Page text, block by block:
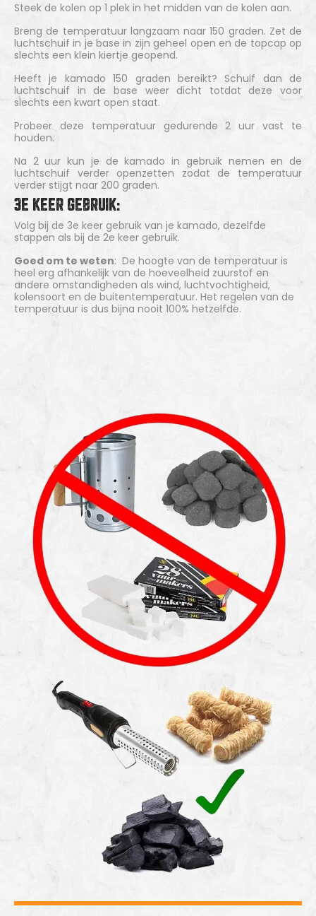
Steek de kolen op 1 plek in het midden van de kolen aan.
Breng de temperatuur langzaam naar 150 graden. Zet de
luchtschuif in je base in zijn geheel open en de topcap op
slechts een klein kiertje geopend.
Heeft je kamado 150 graden bereikt? Schuif dan de
luchtschuif in de base weer dicht totdat deze voor
slechts een kwart open staat.
Probeer deze temperatuur gedurende 2 uur vast te
houden.
Na 2 uur kun je de kamado in gebruik nemen en de
luchtschuif verder openzetten zodat de temperatuur
verder stijgt naar 200 graden.
3E KEER GEBRUIK:
Volg bij de 3e keer gebruik van je kamado, dezelfde
stappen als bij de 2e keer gebruik.
Goed om te weten: De hoogte van de temperatuur is
heel erg afhankelijk van de hoeveelheid zuurstof en
andere omstandigheden als wind, luchtvochtigheid,
kolensoort en de buitentemperatuur. Het regelen van de
temperatuur is dus bijna nooit 100% hetzelfde.